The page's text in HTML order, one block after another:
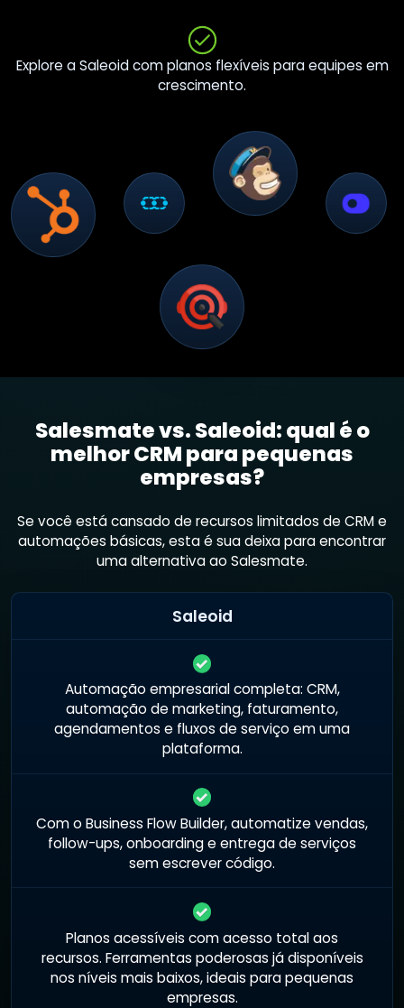
Explore a Saleoid com planos flexíveis para equipes em
crescimento.
Salesmate vs. Saleoid: qual é o
melhor CRM para pequenas
empresas?
Se você está cansado de recursos limitados de CRM e
automações básicas, esta é sua deixa para encontrar
uma alternativa ao Salesmate.
Saleoid
Automação empresarial completa: CRM,
automação de marketing, faturamento,
agendamentos e fluxos de serviço em uma
plataforma.
Com o Business Flow Builder, automatize vendas,
follow-ups, onboarding e entrega de serviços
sem escrever código.
Planos acessíveis com acesso total aos
recursos. Ferramentas poderosas já disponíveis
nos níveis mais baixos, ideais para pequenas
empresas.